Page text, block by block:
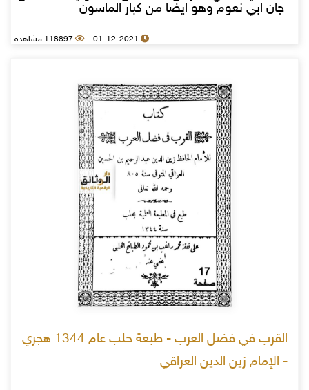
جان ابي نعوم وهو ايضا من كبار الماسون
01-12-2021 118897 مشاهدة
القرب في فضل العرب - طبعة حلب عام 1344 هجري
- الإمام زين الدين العراقي